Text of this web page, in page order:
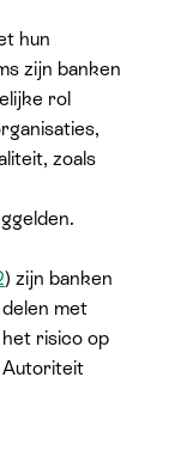
hun
zijn banken
rol
zoals
) zijn banken
met
risico op
Autoriteit